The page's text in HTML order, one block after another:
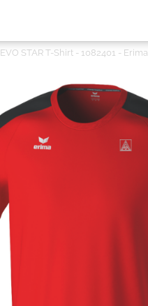
EVO STAR T-Shirt - 1082401 - Erima